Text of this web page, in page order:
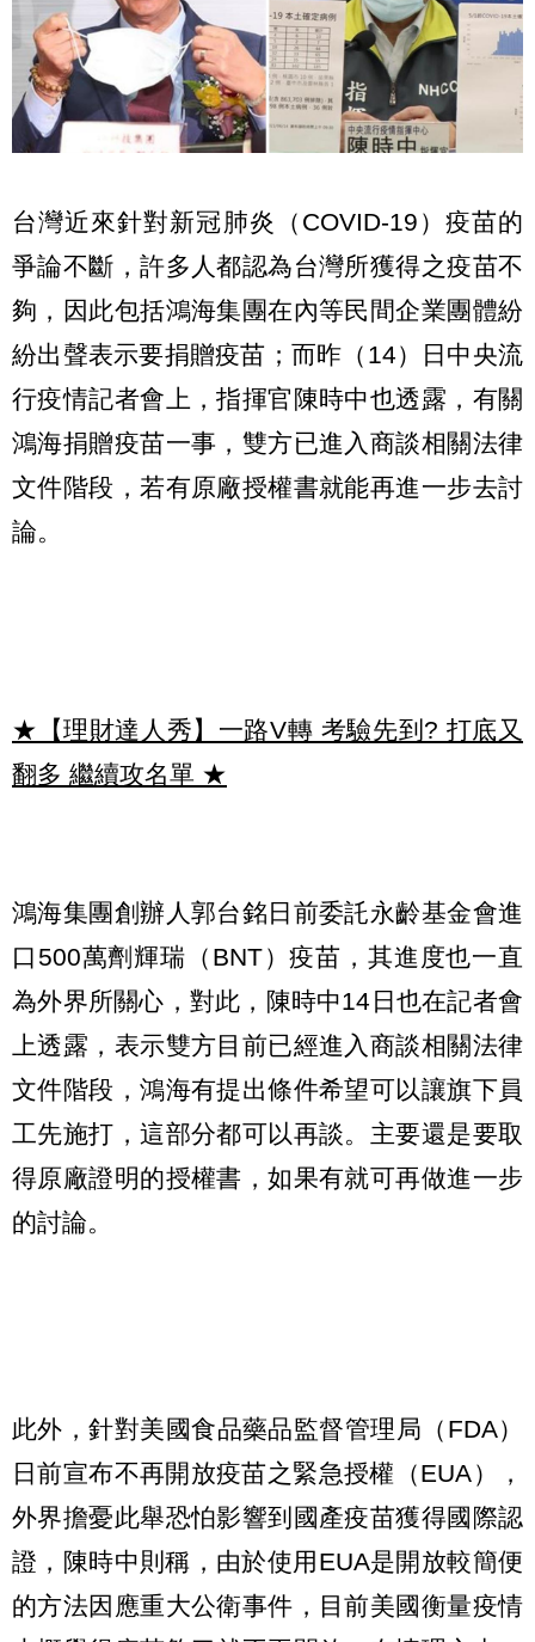
台灣近來針對新冠肺炎（COVID-19）疫苗的
爭論不斷，許多人都認為台灣所獲得之疫苗不
夠，因此包括鴻海集團在內等民間企業團體紛
紛出聲表示要捐贈疫苗；而昨（14）日中央流
行疫情記者會上，指揮官陳時中也透露，有關
鴻海捐贈疫苗一事，雙方已進入商談相關法律
文件階段，若有原廠授權書就能再進一步去討
論。
★【理財達人秀】一路V轉 考驗先到? 打底又
翻多 繼續攻名單 ★
鴻海集團創辦人郭台銘日前委託永齡基金會進
口500萬劑輝瑞（BNT）疫苗，其進度也一直
為外界所關心，對此，陳時中14日也在記者會
上透露，表示雙方目前已經進入商談相關法律
文件階段，鴻海有提出條件希望可以讓旗下員
工先施打，這部分都可以再談。主要還是要取
得原廠證明的授權書，如果有就可再做進一步
的討論。
此外，針對美國食品藥品監督管理局（FDA）
日前宣布不再開放疫苗之緊急授權（EUA），
外界擔憂此舉恐怕影響到國產疫苗獲得國際認
證，陳時中則稱，由於使用EUA是開放較簡便
的方法因應重大公衛事件，目前美國衡量疫情